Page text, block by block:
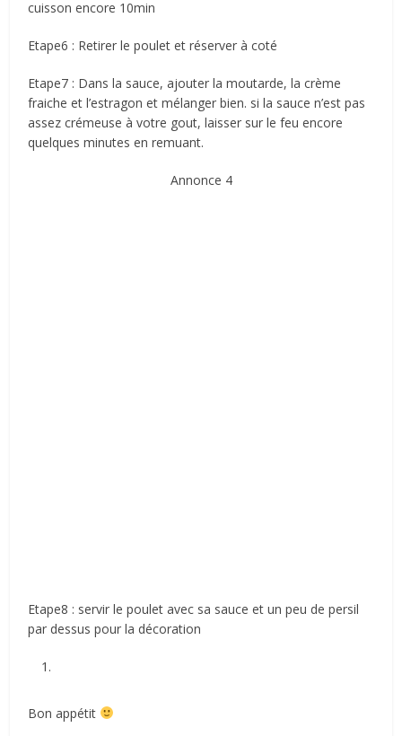
cuisson encore 10min
Etape6 : Retirer le poulet et réserver à coté
Etape7 : Dans la sauce, ajouter la moutarde, la crème
fraiche et l’estragon et mélanger bien. si la sauce n’est pas
assez crémeuse à votre gout, laisser sur le feu encore
quelques minutes en remuant.
Annonce 4
Etape8 : servir le poulet avec sa sauce et un peu de persil
par dessus pour la décoration
Bon appétit